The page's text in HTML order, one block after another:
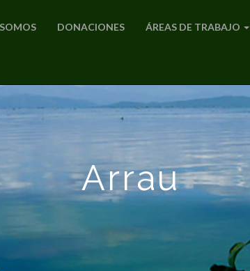
DONACIONES ÁREAS DE TRABAJO
Arrau